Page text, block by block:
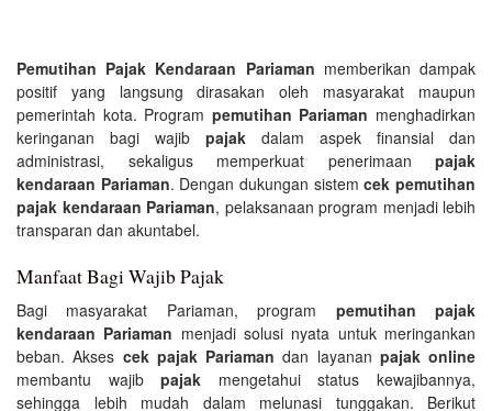
Pemutihan Pajak Kendaraan Pariaman memberikan dampak
positif yang langsung dirasakan oleh masyarakat maupun
pemerintah kota. Program pemutihan Pariaman menghadirkan
keringanan bagi wajib pajak dalam aspek finansial dan
administrasi, sekaligus memperkuat penerimaan pajak
kendaraan Pariaman. Dengan dukungan sistemcek pemutihan
pajak kendaraan Pariaman, pelaksanaan program menjadi lebih
transparan dan akuntabel.
Manfaat Bagi Wajib Pajak
Bagi masyarakat Pariaman, program pemutihan pajak
kendaraan Pariaman menjadi solusi nyata untuk meringankan
beban. Akses cek pajak Pariaman dan layanan pajak online
membantu wajibpajak mengetahui status kewajibannya,
sehingga lebih mudah dalam melunasi tunggakan. Berikut